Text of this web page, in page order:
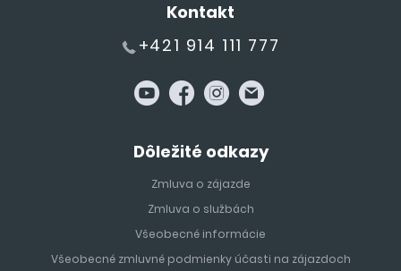
Kontakt
+421 914 111 777
Dôležité odkazy
Zmluva o zájazde
Zmluva o službách
Všeobecné informácie
Všeobecné zmluvné podmienky účasti na zájazdoch